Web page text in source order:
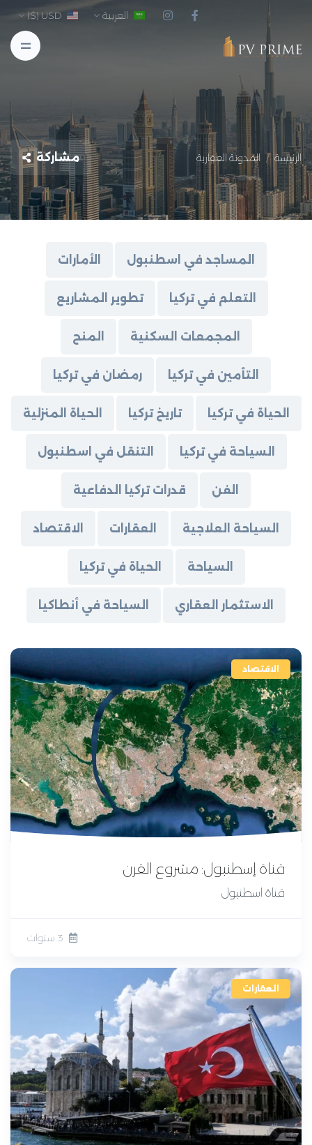
العربية USD ($)
الرئيسة المدونة العقارية مشاركة
المساجد في اسطنبول الأمارات
التعلم في تركيا تطوير المشاريع
المجمعات السكنية المنح
التأمين في تركيا رمضان في تركيا
الحياة في تركيا تاريخ تركيا الحياة المنزلية
السياحة في تركيا التنقل في اسطنبول
الفن قدرات تركيا الدفاعية
السياحة العلاجية العقارات الاقتصاد
السياحة الحياة في تركيا
الاستثمار العقاري السياحة في أنطاكيا
الاقتصاد
قناة إسطنبول: مشروع القرن
قناة اسطنبول
3 سنوات
العقارات